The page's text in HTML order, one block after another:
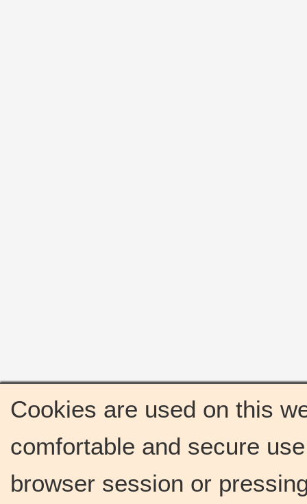
Cookies are used on this
comfortable and secure
browser session or